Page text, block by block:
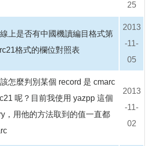
25
上是否有中國機讀編目格式第
格式的欄位對照表
2013
-11-
05
怎麼判別某個 record 是 cmarc
呢？目前我使用 yazpp 這個
，用他的方法取到的值一直都
2013
-11-
02